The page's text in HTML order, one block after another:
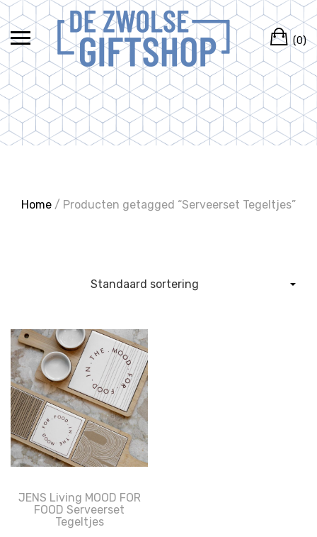
Ga
naar
de
inhoud
(0)
Home / Producten getagged “Serveerset Tegeltjes”
JENS Living MOOD FOR
FOOD Serveerset
Tegeltjes